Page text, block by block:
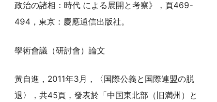
政治の諸相：時代 による展開と考察》，頁469-
494，東京：慶應通信出版社。
學術會議（研討會）論文
黃自進，2011年3月，〈国際公義と国際連盟の脱
退〉，共45頁，發表於「中国東北部（旧満州）と